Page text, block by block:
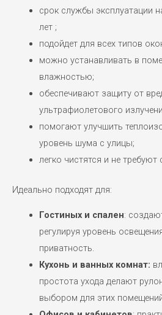
срок службы эксплуатации
лет ;
подойдет для всех типов
можно устанавливать в
влажностью;
обеспечивают защиту от
ультрафиолетового
помогают улучшить
уровень шума с улицы;
легко чистятся и не требуют
Идеально подходят для:
Гостиных и спален:
регулируя уровень
приватность.
Кухонь и ванных комнат:
простота ухода делают
выбором для этих